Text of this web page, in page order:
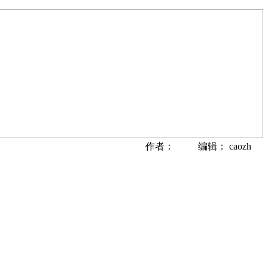
作者： 编辑： caozh